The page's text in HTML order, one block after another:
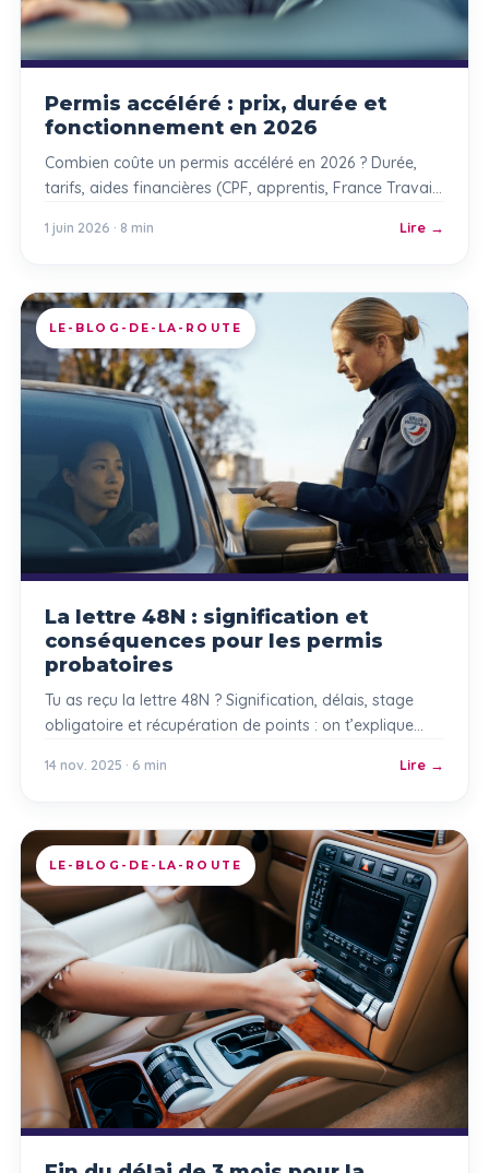
Permis accéléré : prix, durée et
fonctionnement en 2026
Combien coûte un permis accéléré en 2026 ? Durée,
tarifs, aides financières (CPF, apprentis, France Travail,
1 juin 2026 · 8 min Lire
LE-BLOG-DE-LA-ROUTE
La lettre 48N : signification et
conséquences pour les permis
probatoires
Tu as reçu la lettre 48N ? Signification, délais, stage
obligatoire et récupération de points : on t’explique
14 nov. 2025 · 6 min Lire
LE-BLOG-DE-LA-ROUTE